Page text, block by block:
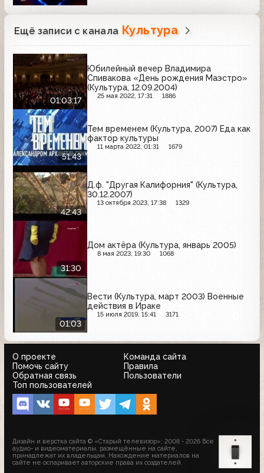
Ещё записи с канала Культура
01:03:17
Юбилейный вечер Владимира
Спивакова «День рождения Маэстро»
(Культура, 12.09.2004)
25 мая 2022, 17:31 1886
51:43
Тем временем (Культура, 2007) Еда как
фактор культуры
11 марта 2022, 01:31 1679
42:43
Д.ф. "Другая Калифорния" (Культура,
30.12.2007)
13 октября 2023, 17:38 1329
31:30
Дом актёра (Культура, январь 2005)
8 мая 2023, 19:30 1068
01:03
Вести (Культура, март 2003) Военные
действия в Ираке
15 июля 2019, 15:41 3171
О проекте
Команда сайта
Помочь сайту
Правила
Обратная связь
Пользователи
Топ пользователей
Дизайн и верстка сайта © «Старый телевизор»; 2008 - 2026 Все
аудио- и видеоматериалы, размещённые на сайте,
принадлежат их владельцам. Нахождение материалов на
сайте не оспаривает авторские права их создателей.